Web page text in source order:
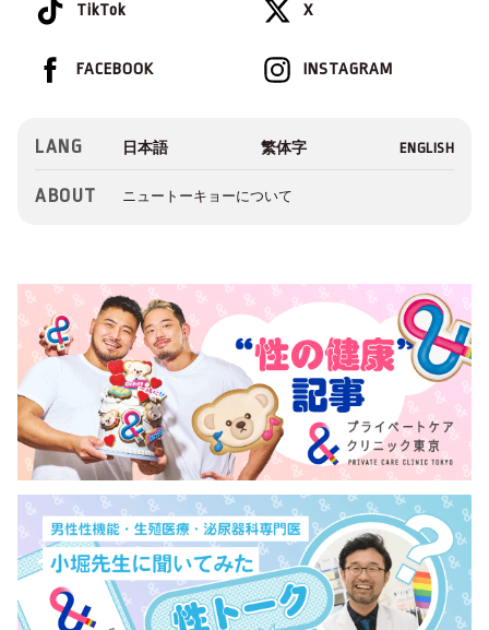
TikTok X
INSTAGRAM
FACEBOOK
LANG
ABOUT ニュートーキョーについて